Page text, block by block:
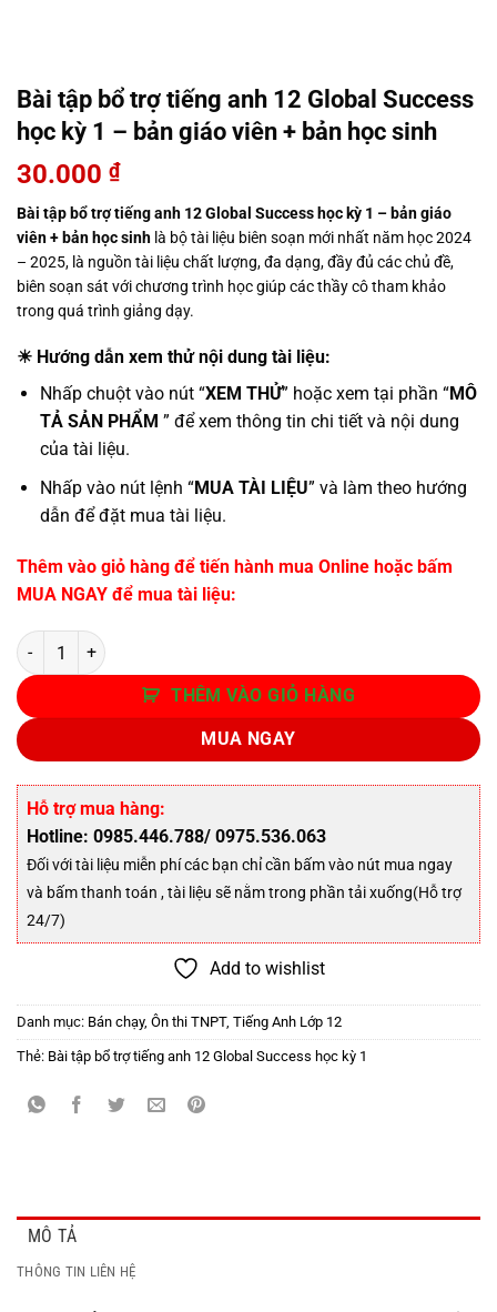
Bài tập bổ trợ tiếng anh 12 Global Success
học kỳ 1 – bản giáo viên + bản học sinh
30.000 ₫
Bài tập bổ trợ tiếng anh 12 Global Success học kỳ 1 – bản giáo
viên + bản học sinh là bộ tài liệu biên soạn mới nhất năm học 2024
– 2025, là nguồn tài liệu chất lượng, đa dạng, đầy đủ các chủ đề,
biên soạn sát với chương trình học giúp các thầy cô tham khảo
trong quá trình giảng dạy.
☀ Hướng dẫn xem thử nội dung tài liệu:
Nhấp chuột vào nút “XEM THỬ” hoặc xem tại phần “MÔ
TẢ SẢN PHẨM ” để xem thông tin chi tiết và nội dung
của tài liệu.
Nhấp vào nút lệnh “MUA TÀI LIỆU” và làm theo hướng
dẫn để đặt mua tài liệu.
Thêm vào giỏ hàng để tiến hành mua Online hoặc bấm
MUA NGAY để mua tài liệu:
Số lượng
THÊM VÀO GIỎ HÀNG
MUA NGAY
Hỗ trợ mua hàng:
Hotline: 0985.446.788/ 0975.536.063
Đối với tài liệu miễn phí các bạn chỉ cần bấm vào nút mua ngay
và bấm thanh toán , tài liệu sẽ nằm trong phần tải xuống(Hỗ trợ
24/7)
Add to wishlist
Danh mục: Bán chạy, Ôn thi TNPT, Tiếng Anh Lớp 12
Thẻ: Bài tập bổ trợ tiếng anh 12 Global Success học kỳ 1
MÔ TẢ
THÔNG TIN LIÊN HỆ